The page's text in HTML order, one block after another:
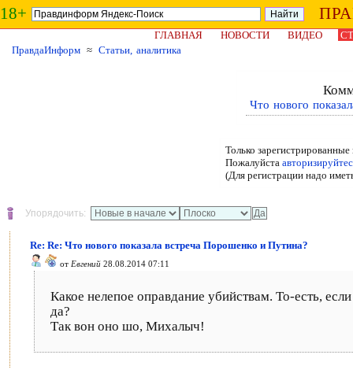
18+
ГЛАВНАЯ НОВОСТИ ВИДЕО
ПравдаИнформ ≈ Статьи, аналитика
Что нового
Только
Пожалуйста
(Для регистрации надо
Упорядочить:
Re: Re: Что нового показала встреча Порошенко и Путина?
от Евгений 28.08.2014 07:11
Какое нелепое оправдание убийствам. То-есть,
да?
Так вон оно шо, Михалыч!